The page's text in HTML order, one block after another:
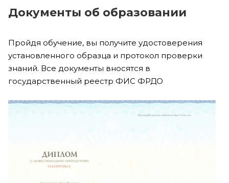
Документы об образовании
Пройдя обучение, вы получите удостоверения
установленного образца и протокол проверки
знаний. Все документы вносятся в
государственный реестр ФИС ФРДО